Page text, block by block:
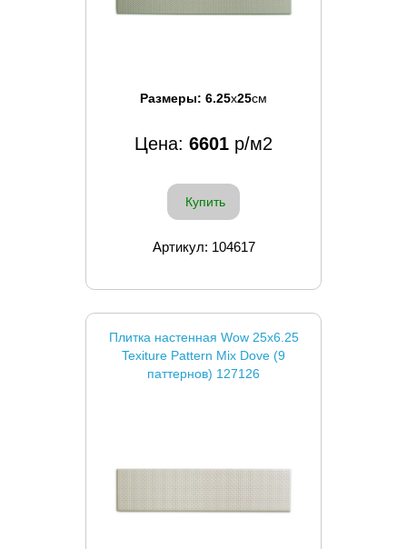
Размеры: 6.25x25см
Цена: 6601 р/м2
Купить
Артикул: 104617
Плитка настенная Wow 25x6.25
Texiture Pattern Mix Dove (9
паттернов) 127126